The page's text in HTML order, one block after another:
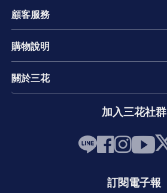
顧客服務
購物說明
關於三花
加入三花社群
訂閱電子報